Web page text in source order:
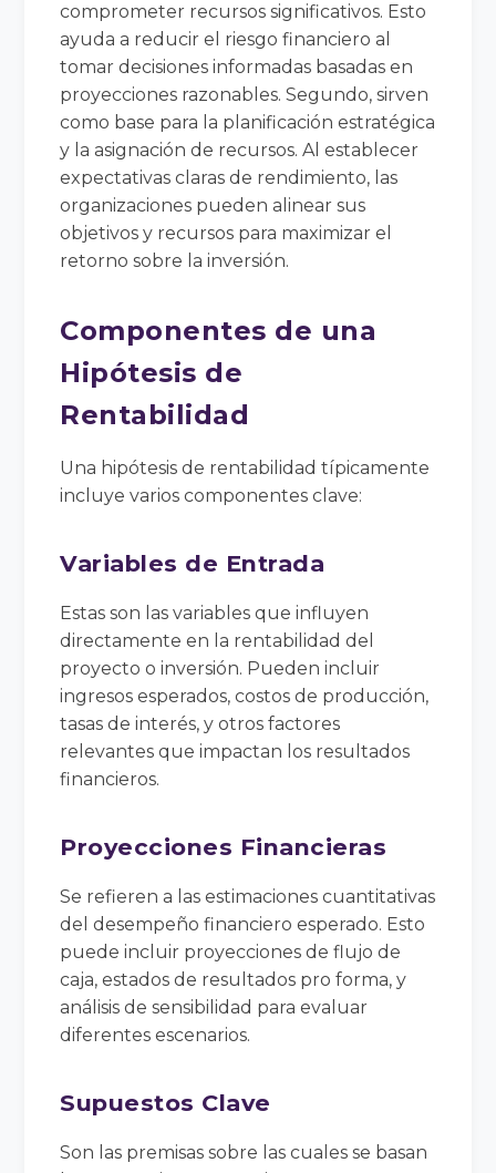
comprometer recursos significativos. Esto
ayuda a reducir el riesgo financiero al
tomar decisiones informadas basadas en
proyecciones razonables. Segundo, sirven
como base para la planificación estratégica
y la asignación de recursos. Al establecer
expectativas claras de rendimiento, las
organizaciones pueden alinear sus
objetivos y recursos para maximizar el
retorno sobre la inversión.
Componentes de una
Hipótesis de
Rentabilidad
Una hipótesis de rentabilidad típicamente
incluye varios componentes clave:
Variables de Entrada
Estas son las variables que influyen
directamente en la rentabilidad del
proyecto o inversión. Pueden incluir
ingresos esperados, costos de producción,
tasas de interés, y otros factores
relevantes que impactan los resultados
financieros.
Proyecciones Financieras
Se refieren a las estimaciones cuantitativas
del desempeño financiero esperado. Esto
puede incluir proyecciones de flujo de
caja, estados de resultados pro forma, y
análisis de sensibilidad para evaluar
diferentes escenarios.
Supuestos Clave
Son las premisas sobre las cuales se basan